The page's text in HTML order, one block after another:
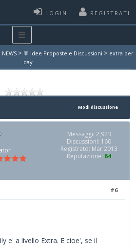
LOGIN REGISTRATI
NEWS > 💬 Idee Proposte e Discussioni > extra per
day
Modi discussione
Messaggi: 2,923
Discussioni: 160
Registrato: Mar 2013
Reputazione: 64
#6
e' a livello Extra. E cioe', se il